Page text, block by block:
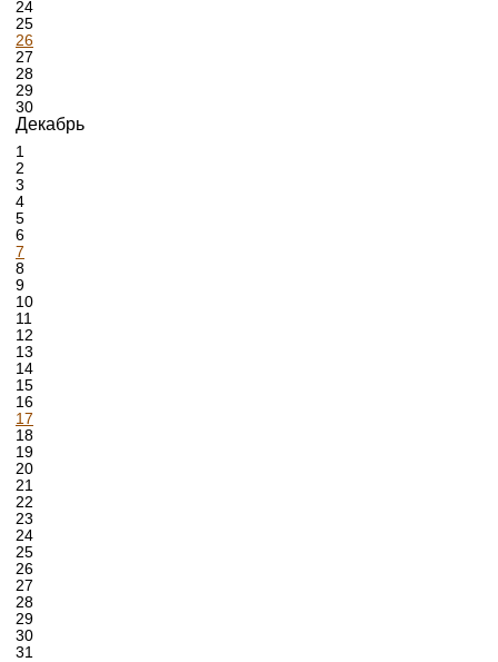
24
25
26
27
28
29
30
Декабрь
1
2
3
4
5
6
7
8
9
10
11
12
13
14
15
16
17
18
19
20
21
22
23
24
25
26
27
28
29
30
31